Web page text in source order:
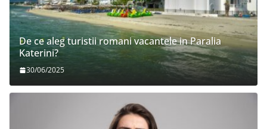
De ce aleg turistii romani vacantele in Paralia
Katerini?
30/06/2025